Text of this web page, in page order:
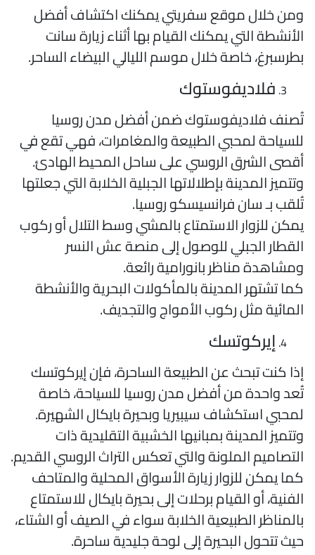
خلال موقع سفريتي يمكنك اكتشاف أفضل
التي يمكنك القيام بها أثناء زيارة سانت
خاصة خلال موسم الليالي البيضاء الساحر.
فلاديفوستوك
فلاديفوستوك ضمن أفضل مدن روسيا
لمحبي الطبيعة والمغامرات، فهي تقع في
الشرق الروسي على ساحل المحيط الهادئ.
المدينة بإطلالاتها الجبلية الخلابة التي جعلتها
بـ سان فرانسيسكو روسيا.
للزوار الاستمتاع بالمشي وسط التلال أو ركوب
الجبلي للوصول إلى منصة عش النسر
مناظر بانورامية رائعة.
تشتهر المدينة بالمأكولات البحرية والأنشطة
مثل ركوب الأمواج والتجديف.
إيركوتسك
كنت تبحث عن الطبيعة الساحرة، فإن إيركوتسك
واحدة من أفضل مدن روسيا للسياحة، خاصة
استكشاف سيبيريا وبحيرة بايكال الشهيرة.
المدينة بمبانيها الخشبية التقليدية ذات
الملونة والتي تعكس التراث الروسي القديم.
يمكن للزوار زيارة الأسواق المحلية والمتاحف
أو القيام برحلات إلى بحيرة بايكال للاستمتاع
الطبيعية الخلابة سواء في الصيف أو الشتاء،
تتحول البحيرة إلى لوحة جليدية ساحرة.